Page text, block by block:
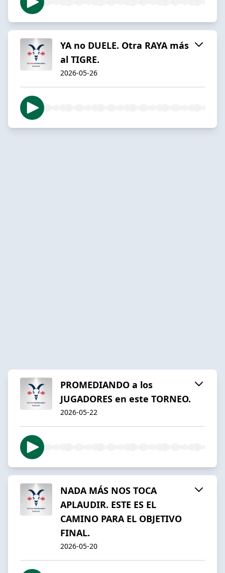
YA no DUELE. Otra RAYA más
al TIGRE.
2026-05-26
PROMEDIANDO a los
JUGADORES en este TORNEO.
2026-05-22
NADA MÁS NOS TOCA
APLAUDIR. ESTE ES EL
CAMINO PARA EL OBJETIVO
FINAL.
2026-05-20